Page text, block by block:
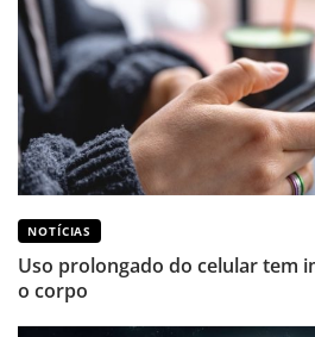
NOTÍCIAS
Uso prolongado do celular tem
o corpo